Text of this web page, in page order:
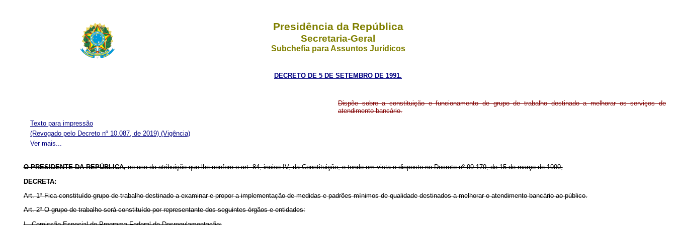
Presidência da República
Secretaria-Geral
Subchefia para Assuntos Jurídicos
DECRETO DE 5 DE SETEMBRO DE 1991.
Dispõe sobre a constituição e funcionamento de grupo de trabalho destinado a melhorar os serviços de
atendimento bancário.
Texto para impressão
Ver mais...
(Revogado pelo Decreto nº 10.087, de 2019) (Vigência)
O PRESIDENTE DA REPÚBLICA,no uso da atribuição que lhe confere o art. 84, inciso IV, da Constituição, e tendo em vista o disposto no Decreto nº 99.179, de 15 de março de 1990,
DECRETA:
Art. 1º Fica constituído grupo de trabalho destinado a examinar e propor a implementação de medidas e padrões mínimos de qualidade destinados a melhorar o atendimento bancário ao público.
Art. 2º O grupo de trabalho será constituído por representante dos seguintes órgãos e entidades: